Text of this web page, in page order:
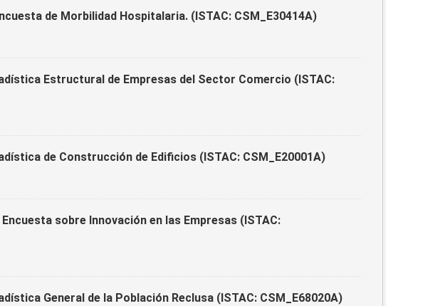
de Morbilidad Hospitalaria. (ISTAC: CSM_E30414A)
Estructural de Empresas del Sector Comercio (ISTAC:
de Construcción de Edificios (ISTAC: CSM_E20001A)
sobre Innovación en las Empresas (ISTAC:
General de la Población Reclusa (ISTAC: CSM_E68020A)